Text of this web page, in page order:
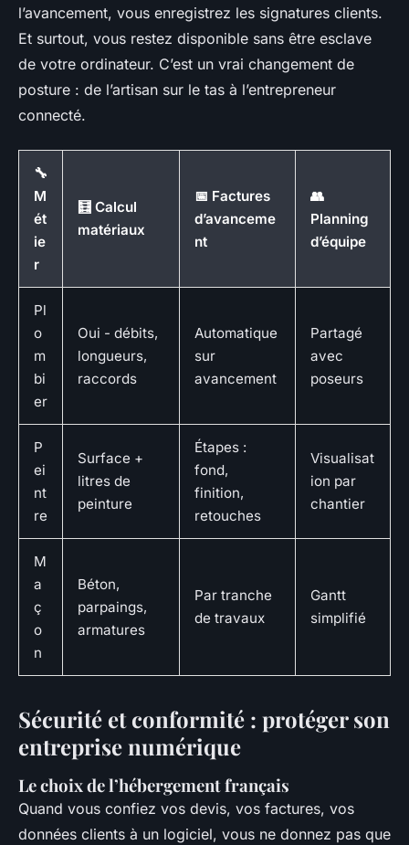
l’avancement, vous enregistrez les signatures clients.
Et surtout, vous restez disponible sans être esclave
de votre ordinateur. C’est un vrai changement de
posture : de l’artisan sur le tas à l’entrepreneur
connecté.
🔧
M
ét
ie
r
🧮 Calcul
matériaux
📅 Factures
d’avanceme
nt
👥
Planning
d’équipe
Pl
o
m
bi
er
Oui - débits,
longueurs,
raccords
Automatique
sur
avancement
Partagé
avec
poseurs
P
ei
nt
re
Surface +
litres de
peinture
Étapes :
fond,
finition,
retouches
Visualisat
ion par
chantier
M
a
ç
o
n
Béton,
parpaings,
armatures
Par tranche
de travaux
Gantt
simplifié
Sécurité et conformité : protéger son
entreprise numérique
Le choix de l’hébergement français
Quand vous confiez vos devis, vos factures, vos
données clients à un logiciel, vous ne donnez pas que